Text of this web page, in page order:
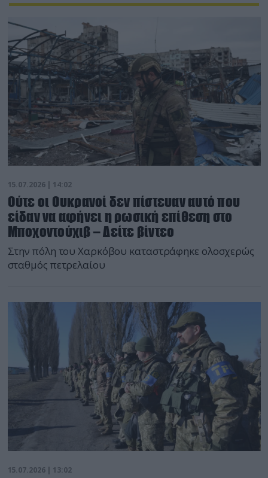
15.07.2026 | 14:02
Ούτε οι Ουκρανοί δεν πίστευαν αυτό που
είδαν να αφήνει η ρωσική επίθεση στο
Μποχοντούχιβ – Δείτε βίντεο
Στην πόλη του Χαρκόβου καταστράφηκε ολοσχερώς
σταθμός πετρελαίου
15.07.2026 | 13:02